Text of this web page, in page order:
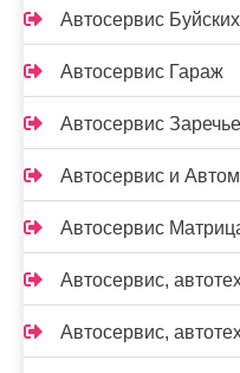
Автосервис Буйских
Автосервис Гараж
Автосервис Заречье
Автосервис и
Автосервис
Автосервис,
Автосервис,